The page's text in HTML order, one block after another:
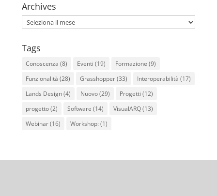
Archives
Archives
Tags
Conoscenza (8) Eventi (19) Formazione (9)
Funzionalità (28) Grasshopper(33) Interoperabilità (17)
Lands Design(4) Nuovo(29) Progetti (12)
progetto(2) Software (14) VisualARQ(13)
Webinar(16) Workshop: (1)